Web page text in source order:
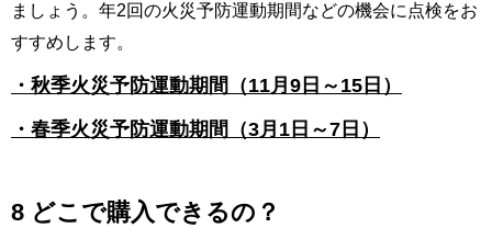
ましょう。年2回の火災予防運動期間などの機会に点検をお
すすめします。
・秋季火災予防運動期間（11月9日～15日）
・ 春季火災予防運動期間（3月1日～7日）
8 どこで購入できるの？